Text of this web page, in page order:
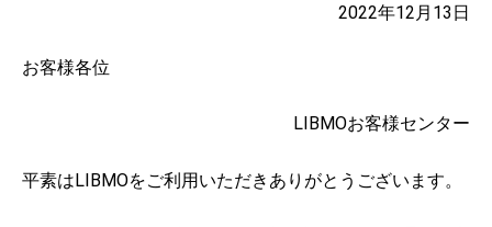
2022年12月13日
お客様各位
LIBMOお客様センター
平素はLIBMOをご利用いただきありがとうございます。